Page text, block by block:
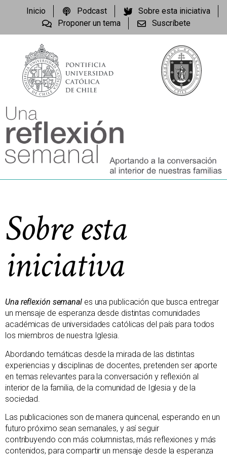
Inicio Podcast
Sobre esta iniciativa
Proponer un tema
Suscríbete
Sobre esta
iniciativa
Una reflexión semanal es una publicación que busca entregar
un mensaje de esperanza desde distintas comunidades
académicas de universidades católicas del país para todos
los miembros de nuestra Iglesia.
Abordando temáticas desde la mirada de las distintas
experiencias y disciplinas de docentes, pretenden ser aporte
en temas relevantes para la conversación y reflexión al
interior de la familia, de la comunidad de Iglesia y de la
sociedad.
Las publicaciones son de manera quincenal, esperando en un
futuro próximo sean semanales, y así seguir
contribuyendo con más columnistas, más reflexiones y más
contenidos, para compartir un mensaje desde la esperanza